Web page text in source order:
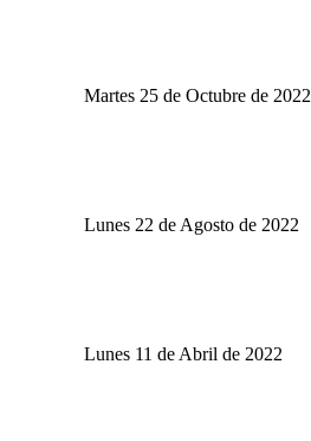
Martes 25 de Octubre de 2022
Lunes 22 de Agosto de 2022
Lunes 11 de Abril de 2022